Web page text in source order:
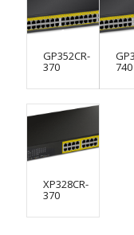
GP352CR-
370 740
XP328CR-
370